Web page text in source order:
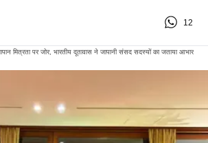
12
मित्रता पर जोर, भारतीय दूतावास ने जापानी संसद सदस्‍यों का जताया आभार